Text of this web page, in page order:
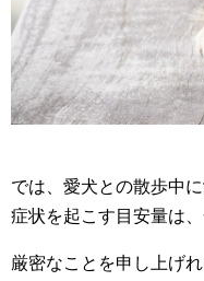
では、愛犬との散歩中
症状を起こす目安量は
厳密なことを申し上げ